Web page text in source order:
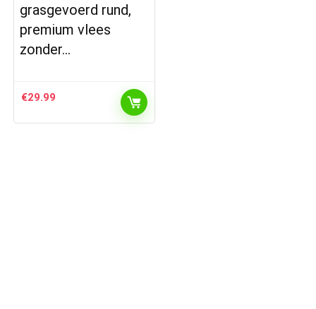
grasgevoerd rund,
premium vlees
zonder…
€29.99